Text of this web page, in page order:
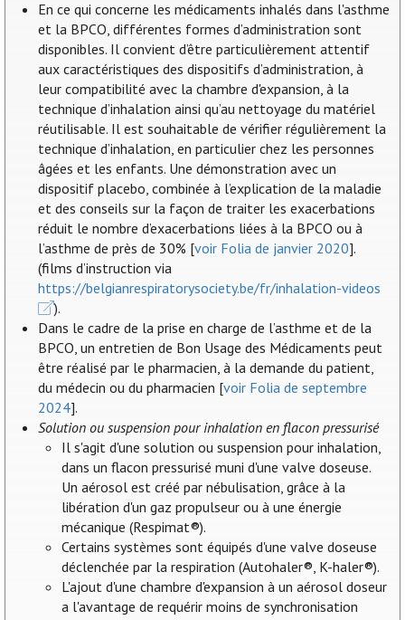
En ce qui concerne les médicaments inhalés dans l'asthme
et la BPCO, différentes formes d’administration sont
disponibles. Il convient d’être particulièrement attentif
aux caractéristiques des dispositifs d’administration, à
leur compatibilité avec la chambre d'expansion, à la
technique d’inhalation ainsi qu’au nettoyage du matériel
réutilisable. Il est souhaitable de vérifier régulièrement la
technique d’inhalation, en particulier chez les personnes
âgées et les enfants. Une démonstration avec un
dispositif placebo, combinée à l’explication de la maladie
et des conseils sur la façon de traiter les exacerbations
réduit le nombre d’exacerbations liées à la BPCO ou à
l’asthme de près de 30% [voir Folia de janvier 2020].
(films d’instruction via
https://belgianrespiratorysociety.be/fr/inhalation-videos
).
Dans le cadre de la prise en charge de l’asthme et de la
BPCO, un entretien de Bon Usage des Médicaments peut
être réalisé par le pharmacien, à la demande du patient,
du médecin ou du pharmacien [voir Folia de septembre
2024].
Solution ou suspension pour inhalation en flacon pressurisé
Il s'agit d'une solution ou suspension pour inhalation,
dans un flacon pressurisé muni d'une valve doseuse.
Un aérosol est créé par nébulisation, grâce à la
libération d'un gaz propulseur ou à une énergie
mécanique (Respimat®).
Certains systèmes sont équipés d'une valve doseuse
déclenchée par la respiration (Autohaler®, K-haler®).
L'ajout d'une chambre d'expansion à un aérosol doseur
a l'avantage de requérir moins de synchronisation